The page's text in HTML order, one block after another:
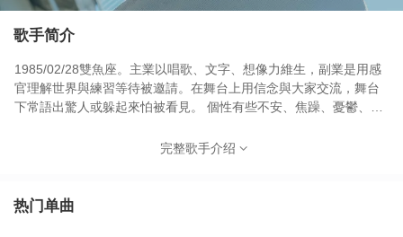
歌手简介
1985/02/28雙魚座。主業以唱歌、文字、想像力維生，副業是用感
官理解世界與練習等待被邀請。在舞台上用信念與大家交流，舞台
下常語出驚人或躲起來怕被看見。 個性有些不安、焦躁、憂鬱、矛
於是，你看見不同的我，都是我。
完整歌手介绍
热门单曲